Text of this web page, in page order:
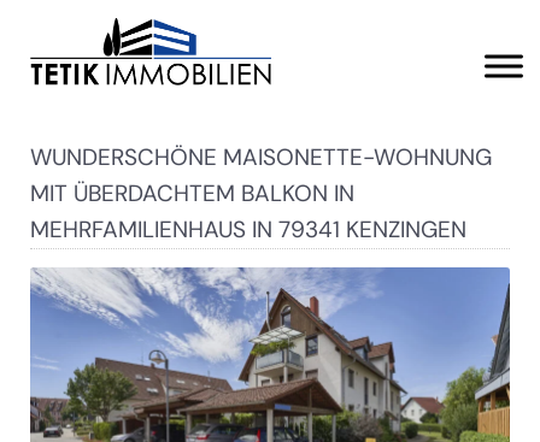
WUNDERSCHÖNE MAISONETTE-WOHNUNG
MIT ÜBERDACHTEM BALKON IN
MEHRFAMILIENHAUS IN 79341 KENZINGEN